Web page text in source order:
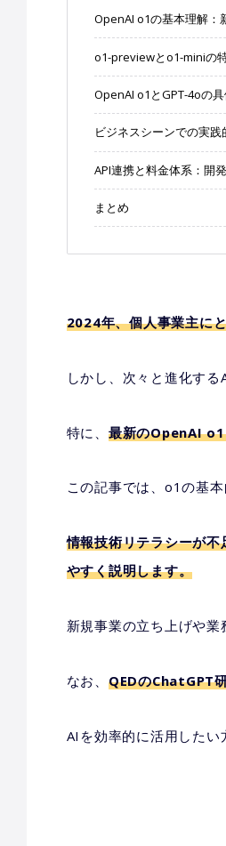
OpenAI o1の基本理解：
o1-previewとo1-miniの
OpenAI o1とGPT-4oの
ビジネスシーンでの実践
API連携と料金体系：開
まとめ
2024年、個人事業主に
しかし、次々と進化する
特に、 最新のOpenAI o1
この記事では、o1の基
情報技術リテラシーが
やすく説明します。
新規事業の立ち上げや業
なお、 QEDのChatGPT
AIを効率的に活用したい